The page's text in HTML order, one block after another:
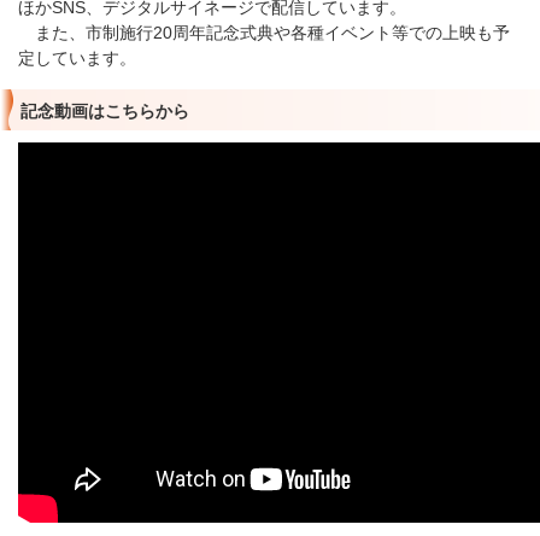
ほかSNS、デジタルサイネージで配信しています。
また、市制施行20周年記念式典や各種イベント等での上映も予
定しています。
記念動画はこちらから